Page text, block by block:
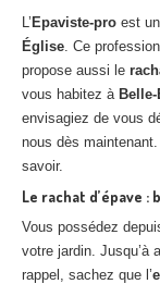
L’ Epaviste-pro est
Église. Ce
propose aussi le
vous habitez à
envisagiez de vous
nous dès
savoir.
Le rachat d’épave :
Vous possédez
votre jardin. Jusqu’à
rappel, sachez que l’